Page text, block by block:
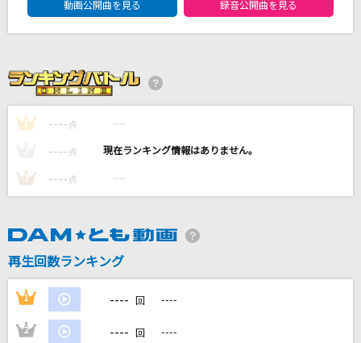
[生音]チェリー
爆裂愛してる
M!LK
とんぼり情話
香月あやの
Official髭男dism
カラオケ最新情報をチェック！
動画公開曲を見る
録音公開曲を見る
1 ---- 点 ----
---- 点 ----
3 ---- 点 ----
再生回数ランキング
1 ---- 回 ----
2 ---- 回 ----